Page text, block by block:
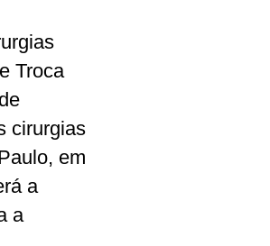
Troca
cirurgias
em
a
a